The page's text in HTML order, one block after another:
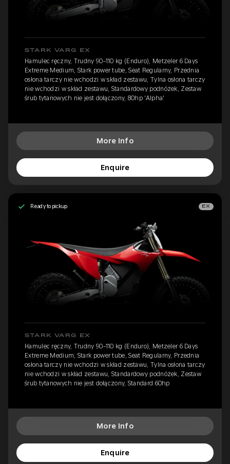
STARK VARG EX
Hamulec ręczny, Trudny 90-110 kg (Enduro), Metzeler 6 Days
Extreme Medium, Stark power tube, Seat Regularny, Przednia
osłona tarczy nie wchodzi w skład zestawu, Tylna osłona tarczy
nie wchodzi w skład zestawu, Standardowy podnóżek, Zestaw
śrub tytanowych nie jest dołączony, 80hp 'Alpha'
More Info
Enquire
Ready to pickup EX
STARK VARG EX
Hamulec ręczny, Trudny 90-110 kg (Enduro), Metzeler 6 Days
Extreme Medium, Stark power tube, Seat Regularny, Przednia
osłona tarczy nie wchodzi w skład zestawu, Tylna osłona tarczy
nie wchodzi w skład zestawu, Standardowy podnóżek, Zestaw
śrub tytanowych nie jest dołączony, Standard 60hp
More Info
Enquire